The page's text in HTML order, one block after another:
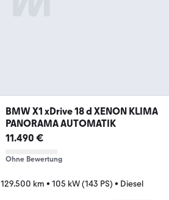
BMW X1 xDrive 18 d XENON KLIMA
PANORAMA AUTOMATIK
11.490 €
Ohne Bewertung
129.500 km • 105 kW (143 PS) • Diesel